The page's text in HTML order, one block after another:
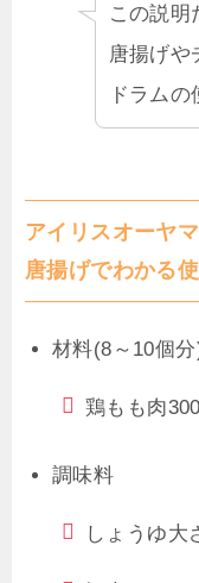
この説明
唐揚げや
ドラムの
アイリスオーヤ
唐揚げでわかる
材料(8～10個
鶏もも肉
調味料
しょうゆ大